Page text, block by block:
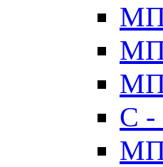
МП
МП
МП
C -
МП